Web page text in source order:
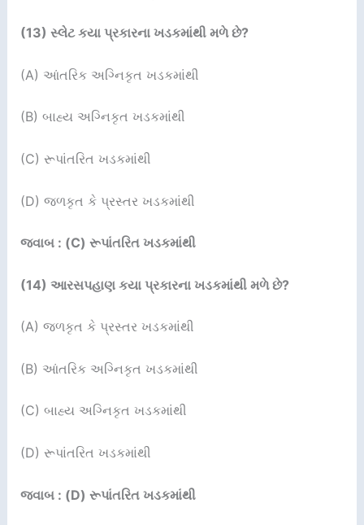
(13) સ્લેટ કયા પ્રકારના ખડકમાંથી મળે છે?
(A) આંતરિક અગ્નિકૃત ખડકમાંથી
(B) બાહ્ય અગ્નિકૃત ખડકમાંથી
(C) રૂપાંતરિત ખડકમાંથી
(D) જળકૃત કે પ્રસ્તર ખડકમાંથી
જવાબ : (C) રૂપાંતરિત ખડકમાંથી
(14) આરસપહાણ કયા પ્રકારના ખડકમાંથી મળે છે?
(A) જળકૃત કે પ્રસ્તર ખડકમાંથી
(B) આંતરિક અગ્નિકૃત ખડકમાંથી
(C) બાહ્ય અગ્નિકૃત ખડકમાંથી
(D) રૂપાંતરિત ખડકમાંથી
જવાબ : (D) રૂપાંતરિત ખડકમાંથી